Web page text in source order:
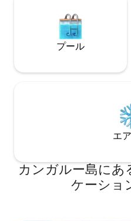
プール
エ
カンガルー島に
ケーショ